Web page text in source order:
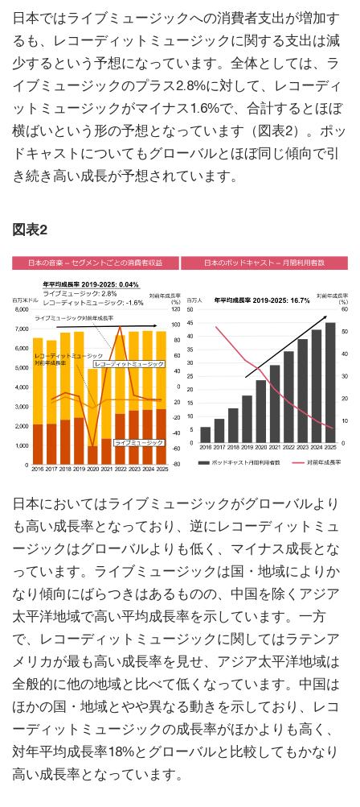
日本ではライブミュージックへの消費者支出が増加す
るも、レコーディットミュージックに関する支出は減
少するという予想になっています。全体としては、ラ
イブミュージックのプラス2.8%に対して、レコーディ
ットミュージックがマイナス1.6%で、合計するとほぼ
横ばいという形の予想となっています（図表2）。ポッ
ドキャストについてもグローバルとほぼ同じ傾向で引
き続き高い成長が予想されています。
図表2
日本においてはライブミュージックがグローバルより
も高い成長率となっており、逆にレコーディットミュ
ージックはグローバルよりも低く、マイナス成長とな
っています。ライブミュージックは国・地域によりか
なり傾向にばらつきはあるものの、中国を除くアジア
太平洋地域で高い平均成長率を示しています。一方
で、レコーディットミュージックに関してはラテンア
メリカが最も高い成長率を見せ、アジア太平洋地域は
全般的に他の地域と比べて低くなっています。中国は
ほかの国・地域とやや異なる動きを示しており、レコ
ーディットミュージックの成長率がほかよりも高く、
対年平均成長率18%とグローバルと比較してもかなり
高い成長率となっています。